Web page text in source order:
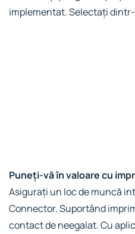
implementat. Selectați dintr-
Puneți-vă în valoare cu
Asigurați un loc de muncă
Connector. Suportând
contact de neegalat. Cu